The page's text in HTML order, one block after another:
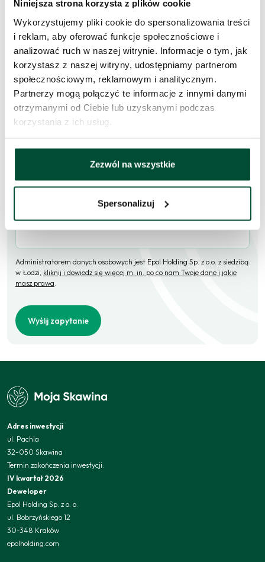
Niniejsza strona korzysta z plików cookie
Wykorzystujemy pliki cookie do spersonalizowania treści
i reklam, aby oferować funkcje społecznościowe i
analizować ruch w naszej witrynie. Informacje o tym, jak
korzystasz z naszej witryny, udostępniamy partnerom
społecznościowym, reklamowym i analitycznym.
Partnerzy mogą połączyć te informacje z innymi danymi
otrzymanymi od Ciebie lub uzyskanymi podczas
korzystania z ich usług.
Zezwól na wszystkie
Spersonalizuj
Zapytaj o to
mieszkanie
Skorzystaj z formularza i przekaż naszym doradcom prośbę o
kontakt w sprawie tego mieszkania.
Skontaktujemy się w przeciągu 1 dnia roboczego.
Imię i nazwisko
Administratorem danych osobowych jest Epol Holding Sp. z o.o. z siedzibą
w Łodzi, kliknij i dowiedz się więcej m. in. po co nam Twoje dane i jakie
masz prawa.
Wyślij zapytanie
Adres inwestycji
ul. Pachla
32-050 Skawina
Termin zakończenia inwestycji:
IV kwartał 2026
Deweloper
Epol Holding Sp. z o. o.
ul. Bobrzyńskiego 12
30-348 Kraków
epolholding.com